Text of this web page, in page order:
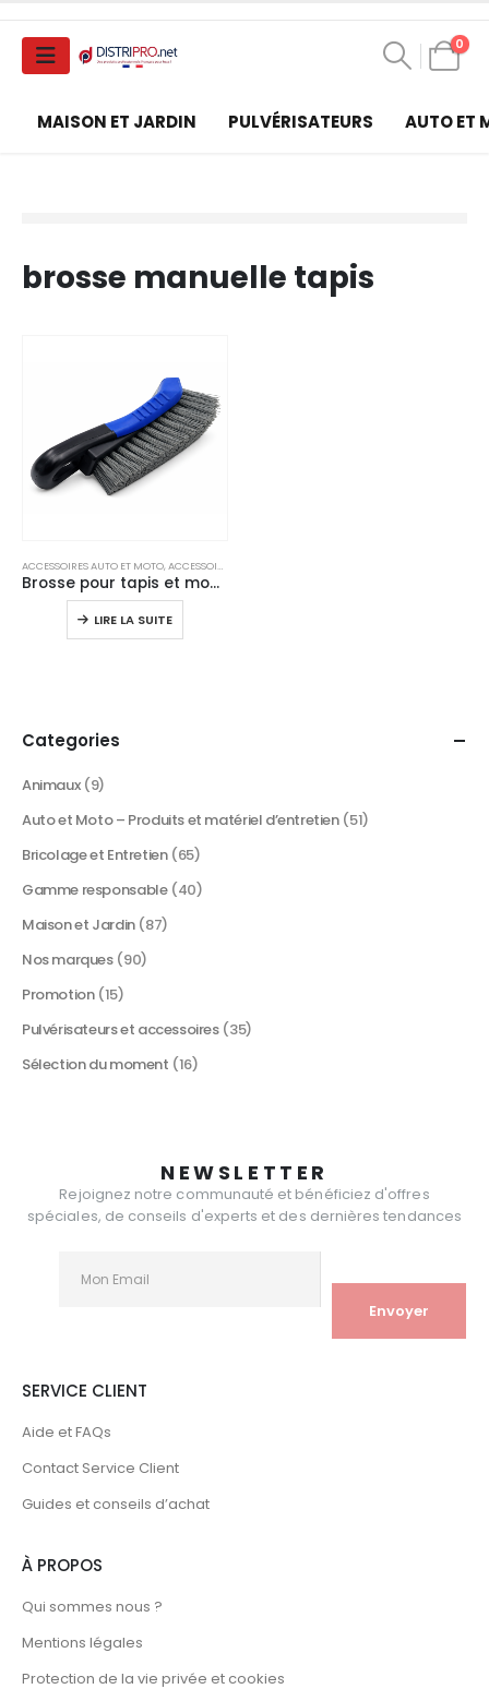
0
MAISON ET JARDIN PULVÉRISATEURS AUTO ET
brosse manuelle tapis
ACCESSOIRES AUTO ET MOTO, ACCESSOIRES NETTOYAGE INTÉRIEUR
Brosse pour tapis et moquette – Entretien manuel des fibres – Poils nylon haute efficacité
LIRE LA SUITE
Categories
Animaux (9)
Auto et Moto – Produits et matériel d’entretien (51)
Bricolage et Entretien (65)
Gamme responsable (40)
Maison et Jardin (87)
Nos marques (90)
Promotion (15)
Pulvérisateurs et accessoires (35)
Sélection du moment (16)
NEWSLETTER
Rejoignez notre communauté et bénéficiez d'offres
spéciales, de conseils d'experts et des dernières tendances
SERVICE CLIENT
Aide et FAQs
Contact Service Client
Guides et conseils d’achat
À PROPOS
Qui sommes nous ?
Mentions légales
Protection de la vie privée et cookies